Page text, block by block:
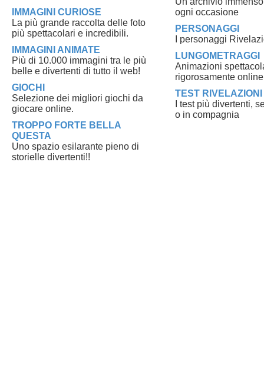
IMMAGINI CURIOSE
La più grande raccolta delle foto
più spettacolari e incredibili.
IMMAGINI ANIMATE
Più di 10.000 immagini tra le più
belle e divertenti di tutto il web!
GIOCHI
Selezione dei migliori giochi da
giocare online.
TROPPO FORTE BELLA
QUESTA
Uno spazio esilarante pieno di
storielle divertenti!!
ogni occasione
PERSONAGGI
I personaggi
LUNGOMETRAGGI
Animazioni
rigorosamente
TEST RIVELAZIONI
I test più divertenti,
o in compagnia